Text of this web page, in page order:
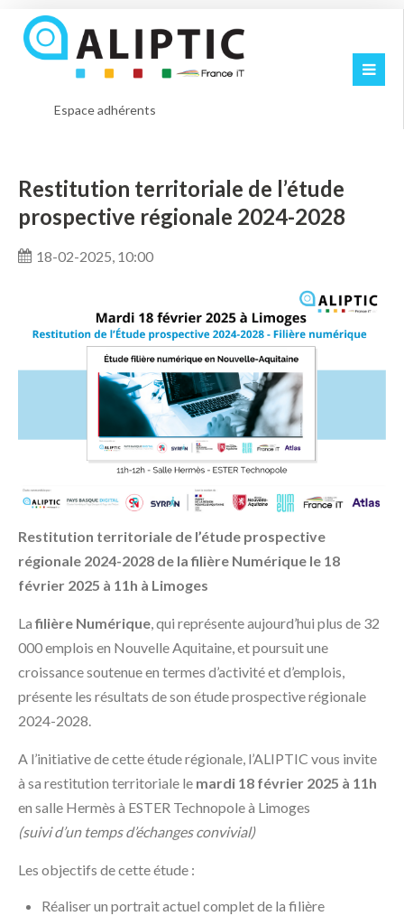
Espace adhérents
Restitution territoriale de l’étude
prospective régionale 2024-2028
18-02-2025, 10:00
Restitution territoriale de l’étude prospective
régionale 2024-2028 de la filière Numérique le 18
février 2025 à 11h à Limoges
Lafilière Numérique, qui représente aujourd’hui plus de 32
000 emplois en Nouvelle Aquitaine, et poursuit une
croissance soutenue en termes d’activité et d’emplois,
présente les résultats de son étude prospective régionale
2024-2028.
A l’initiative de cette étude régionale, l’ALIPTIC vous invite
à sa restitution territoriale le mardi 18 février 2025 à 11h
en salle Hermès à ESTER Technopole à Limoges
(suivi d’un temps d’échanges convivial)
Les objectifs de cette étude :
Réaliser un portrait actuel complet de la filière